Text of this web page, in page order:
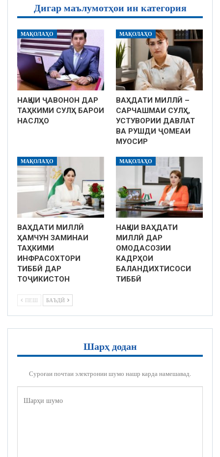
Дигар маълумотҳои ин категория
МАҚОЛАҲО
НАҚШИ ҶАВОНОН ДАР
ТАҲКИМИ СУЛҲ БАРОИ
НАСЛҲО
МАҚОЛАҲО
ВАҲДАТИ МИЛЛӢ –
САРЧАШМАИ СУЛҲ,
УСТУВОРИИ ДАВЛАТ
ВА РУШДИ ҶОМЕАИ
МУОСИР
МАҚОЛАҲО
ВАҲДАТИ МИЛЛӢ
ҲАМЧУН ЗАМИНАИ
ТАҲКИМИ
ИНФРАСОХТОРИ
ТИББӢ ДАР
ТОҶИКИСТОН
МАҚОЛАҲО
НАҚШИ ВАҲДАТИ
МИЛЛӢ ДАР
ОМОДАСОЗИИ
КАДРҲОИ
БАЛАНДИХТИСОСИ
ТИББӢ
ПЕШ БАЪДӢ
Шарҳ додан
Суроғаи почтаи электронии шумо нашр карда намешавад.